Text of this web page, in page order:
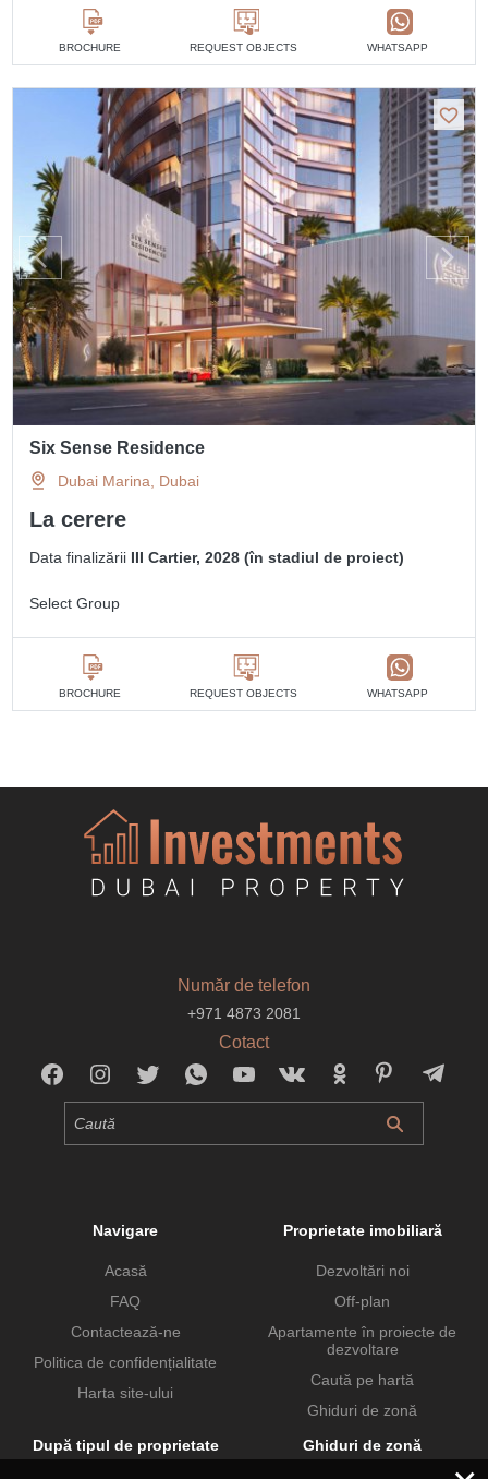
BROCHURE REQUEST OBJECTS WHATSAPP
Six Sense Residence
Dubai Marina, Dubai
La cerere
Data finalizării III Cartier, 2028 (în stadiul de proiect)
Select Group
BROCHURE REQUEST OBJECTS WHATSAPP
Număr de telefon
+971 4873 2081
Cotact
Navigare
Acasă
FAQ
Contactează-ne
Politica de confidențialitate
Harta site-ului
Proprietate imobiliară
Dezvoltări noi
Off-plan
Apartamente în proiecte de
dezvoltare
Caută pe hartă
Ghiduri de zonă
După tipul de proprietate
Ghiduri de zonă